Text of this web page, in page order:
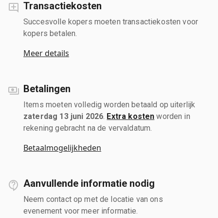
Transactiekosten
Succesvolle kopers moeten transactiekosten voor
kopers betalen.
Meer details
Betalingen
Items moeten volledig worden betaald op uiterlijk
zaterdag 13 juni 2026 Extra kosten worden in
rekening gebracht na de vervaldatum.
Betaalmogelijkheden
Aanvullende informatie nodig
Neem contact op met de locatie van ons
evenement voor meer informatie.